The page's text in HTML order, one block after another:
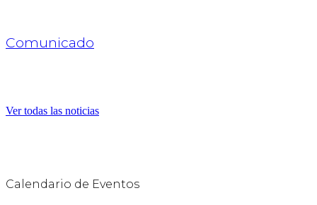
Comunicado
Ver todas las noticias
Calendario de Eventos